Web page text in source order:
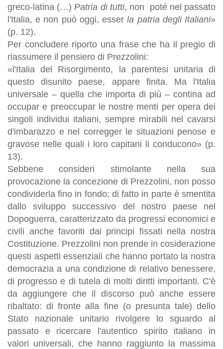
greco-latina (…)Patria di tutti, non poté nel passato
l'Italia, e non può oggi, esserla patria degli Italiani»
(p. 12).
Per concludere riporto una frase che ha il pregio di
riassumere il pensiero di Prezzolini:
«l'Italia del Risorgimento, la parentesi unitaria di
questo disunito paese, appare finita. Ma l'Italia
universale – quella che importa di più – contina ad
occupar e preoccupar le nostre menti per opera dei
singoli individui italiani, sempre mirabili nel cavarsi
d'imbarazzo e nel corregger le situazioni penose e
gravose nelle quali i loro capitani li conducono» (p.
13).
Sebbene consideri stimolante nella sua
provocazione la concezione di Prezzolini, non posso
condividerla fino in fondo; di fatto in parte è smentita
dallo sviluppo successivo del nostro paese nel
Dopoguerra, caratterizzato da progressi economici e
civili anche favoriti dai principi fissati nella nostra
Costituzione. Prezzolini non prende in cosiderazione
questi aspetti essenziali che hanno portato la nostra
democrazia a una condizione di relativo benessere,
di progresso e di tutela di molti diritti importanti. C'è
da aggiungere che il discorso può anche essere
ribaltato: di fronte alla fine (o presunta tale) dello
Stato nazionale unitario rivolgere lo sguardo al
passato e ricercare l'autentico spirito italiano in
valori universali, che hanno raggiunto la massima